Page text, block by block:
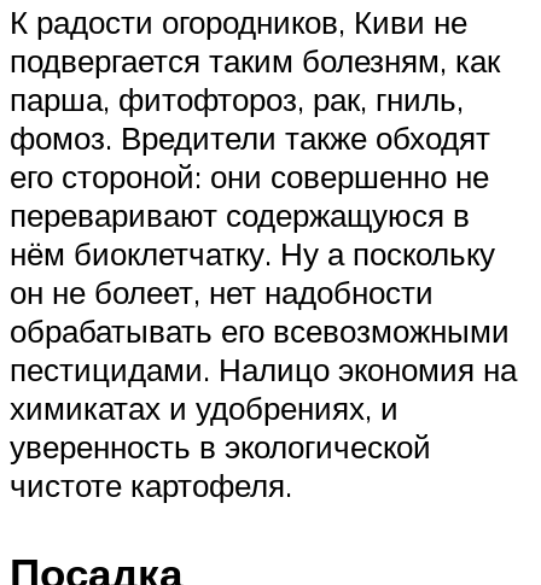
К радости огородников, Киви не
подвергается таким болезням, как
парша, фитофтороз, рак, гниль,
фомоз. Вредители также обходят
его стороной: они совершенно не
переваривают содержащуюся в
нём биоклетчатку. Ну а поскольку
он не болеет, нет надобности
обрабатывать его всевозможными
пестицидами. Налицо экономия на
химикатах и удобрениях, и
уверенность в экологической
чистоте картофеля.
Посадка